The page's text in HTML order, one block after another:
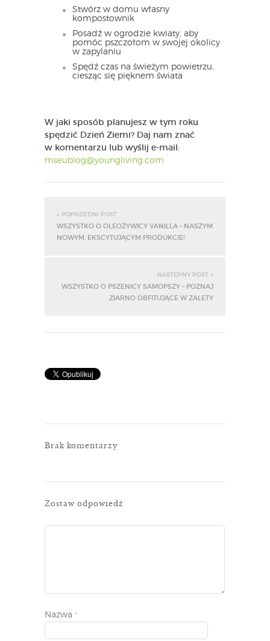
Stwórz w domu własny
kompostownik
Posadź w ogrodzie kwiaty, aby
pomóc pszczołom w swojej okolicy
w zapylaniu
Spędź czas na świeżym powietrzu,
ciesząc się pięknem świata
W jaki sposób planujesz w tym roku
spędzić Dzień Ziemi? Daj nam znać
w komentarzu lub wyślij e-mail:
mseublog@youngliving.com
« POPRZEDNI POST
WSZYSTKO O OLEOŻYWICY VANILLA – NASZYM
NOWYM, EKSCYTUJĄCYM PRODUKCIE!
NASTĘPNY POST »
WSZYSTKO O PSZENICY SAMOPSZY – POZNAJ
ZIARNO OBFITUJĄCE W ZALETY
Brak komentarzy
Zostaw odpowiedź
Nazwa *